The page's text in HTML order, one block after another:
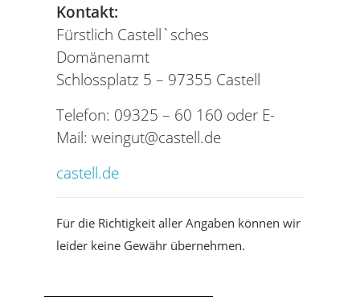
Kontakt:
Fürstlich Castell`sches
Domänenamt
Schlossplatz 5 – 97355 Castell
Telefon: 09325 – 60 160 oder E-
Mail: weingut@castell.de
castell.de
Für die Richtigkeit aller Angaben können wir
leider keine Gewähr übernehmen.